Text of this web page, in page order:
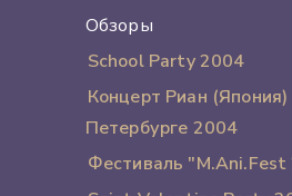
Обзоры
School Party 2004
Концерт Риан
Петербурге 2004
Фестиваль